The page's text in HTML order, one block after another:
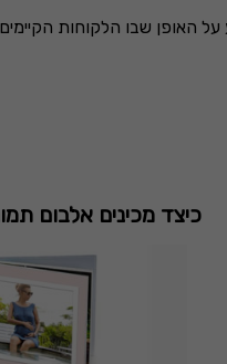
שבו הלקוחות
כיצד מכינים אלבום